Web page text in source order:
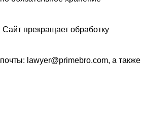
прекращает обработку
lawyer@primebro.com, а также